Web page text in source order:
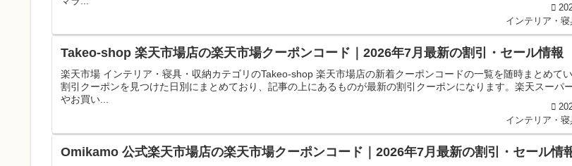
インテリア・寝
Takeo-shop 楽天市場店の楽天市場クーポンコード｜2026年7月最新の割引・セール情報
楽天市場 インテリア・寝具・収納カテゴリのTakeo-shop 楽天市場店の新着クーポンコードの一覧を随時まとめてい
割引クーポンを見つけた日別にまとめており、記事の上にあるものが最新の割引クーポンになります。楽天スーパ
やお買い...
インテリア・寝
Omikamo 公式楽天市場店の楽天市場クーポンコード｜2026年7月最新の割引・セール情